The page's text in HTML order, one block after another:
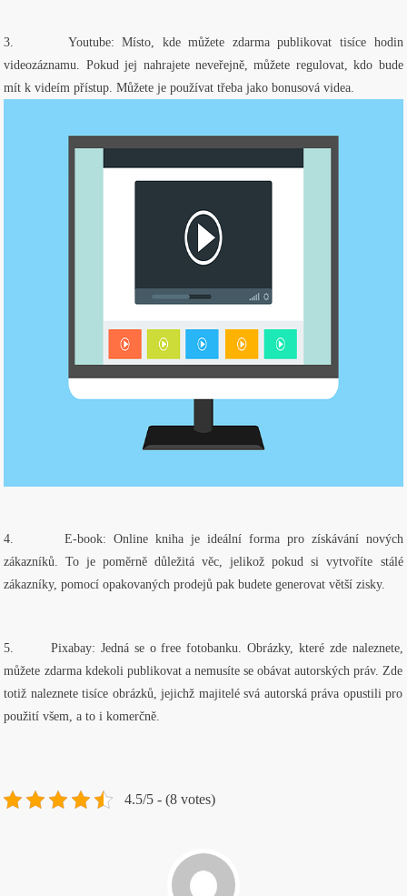
3.
Youtube: Místo, kde můžete zdarma publikovat tisíce hodin
videozáznamu. Pokud jej nahrajete neveřejně, můžete regulovat, kdo bude
mít k videím přístup. Můžete je používat třeba jako bonusová videa.
4.
E-book: Online kniha je ideální forma pro získávání nových
zákazníků. To je poměrně důležitá věc, jelikož pokud si vytvoříte stálé
zákazníky, pomocí opakovaných prodejů pak budete generovat větší zisky.
5.
Pixabay: Jedná se o free fotobanku. Obrázky, které zde naleznete,
můžete zdarma kdekoli publikovat a nemusíte se obávat autorských práv. Zde
totiž naleznete tisíce obrázků, jejichž majitelé svá autorská práva opustili pro
použití všem, a to i komerčně.
4.5/5 - (8 votes)